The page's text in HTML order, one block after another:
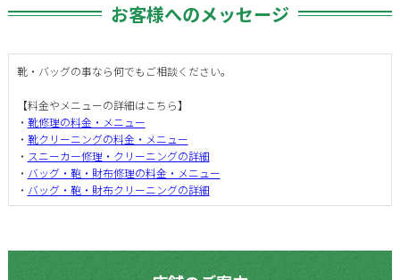
お客様へのメッセージ
靴・バッグの事なら何でもご相談ください。
【料金やメニューの詳細はこちら】
・ 靴修理の料金・メニュー
・ 靴クリーニングの料金・メニュー
・ スニーカー修理・クリーニングの詳細
・ バッグ・鞄・財布修理の料金・メニュー
・ バッグ・鞄・財布クリーニングの詳細